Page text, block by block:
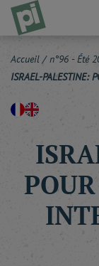
Accueil / n°96 - Été
ISRAEL-PALESTINE: